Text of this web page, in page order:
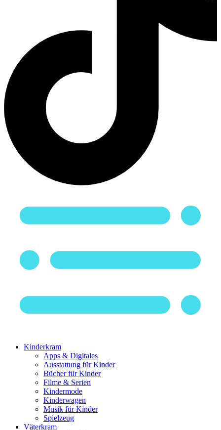
Kinderkram
Apps & Digitales
Ausstattung für Kinder
Bücher für Kinder
Filme & Serien
Kindermode
Kinderwagen
Musik für Kinder
Spielzeug
Väterkram